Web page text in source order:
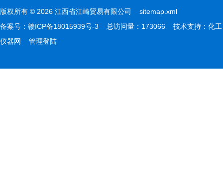
版权所有 © 2026 江西省江崎贸易有限公司 sitemap.xml
备案号： 赣ICP备18015939号-3 总访问量：173066 技术支持： 化工
仪器网
管理登陆